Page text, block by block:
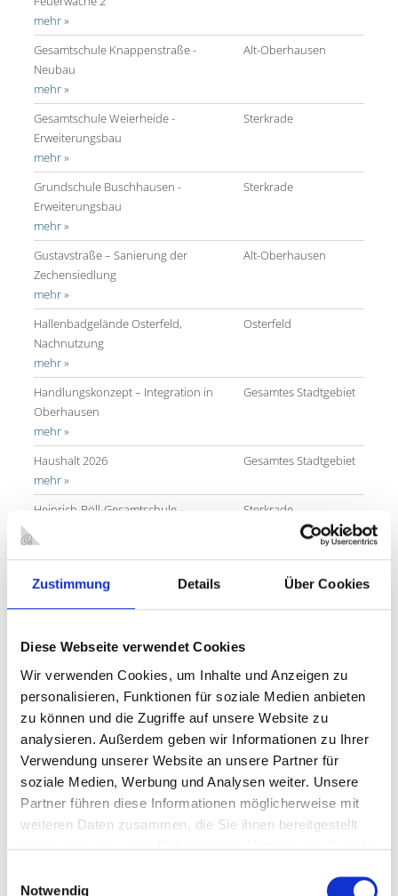
Zustimmung Details Über Cookies
Diese Webseite verwendet Cookies
Wir verwenden Cookies, um Inhalte und Anzeigen zu
personalisieren, Funktionen für soziale Medien anbieten
zu können und die Zugriffe auf unsere Website zu
analysieren. Außerdem geben wir Informationen zu Ihrer
Verwendung unserer Website an unsere Partner für
soziale Medien, Werbung und Analysen weiter. Unsere
Partner führen diese Informationen möglicherweise mit
weiteren Daten zusammen, die Sie ihnen bereitgestellt
Notwendig
mehr »
Gesamtschule Knappenstraße -
Neubau
mehr »
Alt-Oberhausen
Gesamtschule Weierheide -
Erweiterungsbau
mehr »
Sterkrade
Grundschule Buschhausen -
Erweiterungsbau
mehr »
Sterkrade
Gustavstraße – Sanierung der
Zechensiedlung
mehr »
Alt-Oberhausen
Hallenbadgelände Osterfeld,
Nachnutzung
mehr »
Osterfeld
Handlungskonzept – Integration in
Oberhausen
mehr »
Gesamtes Stadtgebiet
Haushalt 2026
mehr »
Gesamtes Stadtgebiet
Heinrich-Böll-Gesamtschule –
mehr »
Sterkrade
InnovationCity roll out
Schmachtendorf
Sterkrade
InnovationCity roll out Tackenberg
Sterkrade
Integriertes städtebauliches
Entwicklungskonzept Schladviertel
(ISEK)
Alt-Oberhausen
Internationale Gartenausstellung
(IGA) 2027 – Der Ruhrpark in
Alstaden
Alt-Oberhausen
mehr »